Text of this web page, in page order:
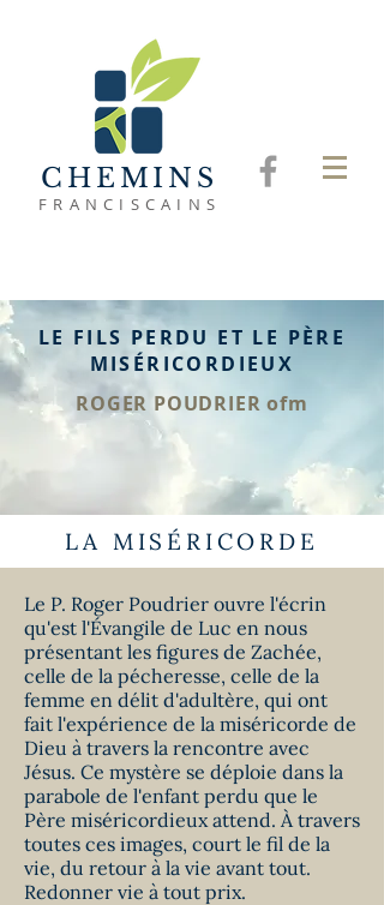
CHEMINS
FRANCISCAINS
LE FILS PERDU ET LE PÈRE
MISÉRICORDIEUX
ROGER POUDRIER ofm
LA MISÉRICORDE
Le P. Roger Poudrier ouvre l'écrin
qu'est l'Évangile de Luc en nous
présentant les figures de Zachée,
celle de la pécheresse, celle de la
femme en délit d'adultère, qui ont
fait l'expérience de la miséricorde de
Dieu à travers la rencontre avec
Jésus. Ce mystère se déploie dans la
parabole de l'enfant perdu que le
Père miséricordieux attend. À travers
toutes ces images, court le fil de la
vie, du retour à la vie avant tout.
Redonner vie à tout prix.